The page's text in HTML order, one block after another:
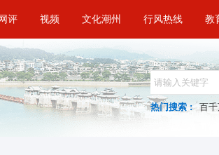
评 视频 文化潮州 行风热线 教
热门搜索 : 百